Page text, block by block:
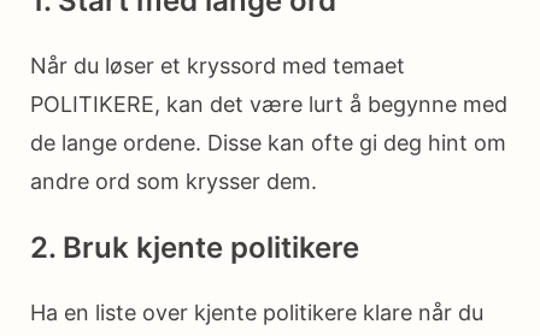
Når du løser et kryssord med temaet
POLITIKERE, kan det være lurt å begynne med
de lange ordene. Disse kan ofte gi deg hint om
andre ord som krysser dem.
2. Bruk kjente politikere
Ha en liste over kjente politikere klare når du